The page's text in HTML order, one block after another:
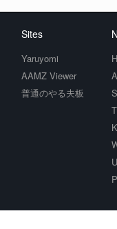
Sites
Yaruyomi
AAMZ Viewer
普通のやる夫板